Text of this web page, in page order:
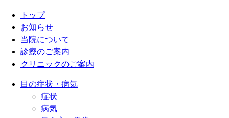
トップ
お知らせ
当院について
診療のご案内
クリニックのご案内
目の症状・病気
症状
病気